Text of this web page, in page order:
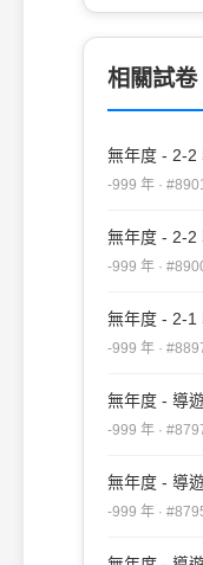
相關試卷
無年度 - 2-2
-999 年 ·
無年度 - 2-2
-999 年 ·
無年度 - 2-1
-999 年 ·
無年度 - 導
-999 年 ·
無年度 - 導
-999 年 ·